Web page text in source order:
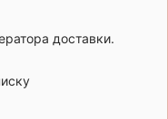
доставки.